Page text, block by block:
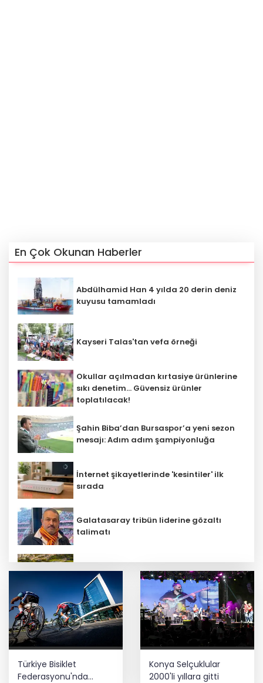
En Çok Okunan Haberler
Abdülhamid Han 4 yılda 20 derin deniz
kuyusu tamamladı
Kayseri Talas'tan vefa örneği
Okullar açılmadan kırtasiye ürünlerine
sıkı denetim... Güvensiz ürünler
toplatılacak!
Şahin Biba’dan Bursaspor’a yeni sezon
mesajı: Adım adım şampiyonluğa
İnternet şikayetlerinde 'kesintiler' ilk
sırada
Galatasaray tribün liderine gözaltı
talimatı
teklifinde gözler Genel Kurul’da
AgroGreen Bursa'da 80 şehir, 13 ülke
ağırlayacak
Şehit aileleri ve gazilere müjde! Teklif
Türkiye Bisiklet
Federasyonu'nda
Konya Selçuklular
2000'li yıllara gitti